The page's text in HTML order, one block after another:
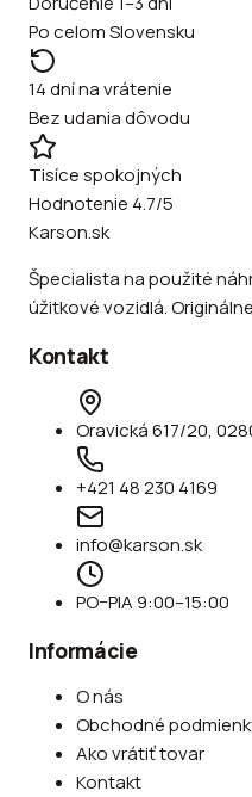
Po celom Slovensku
14 dní na vrátenie
Bez udania dôvodu
Tisíce spokojných
Hodnotenie 4.7/5
Karson.sk
Špecialista na použité
úžitkové vozidlá.
Kontakt
Oravická 617/20,
+421 48 230 4169
info@karson.sk
PO–PIA 9:00–15:00
Informácie
O nás
Obchodné
Ako vrátiť tovar
Kontakt